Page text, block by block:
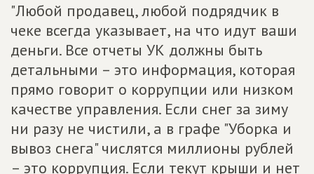
"Любой продавец, любой подрядчик в
чеке всегда указывает, на что идут ваши
деньги. Все отчеты УК должны быть
детальными – это информация, которая
прямо говорит о коррупции или низком
качестве управления. Если снег за зиму
ни разу не чистили, а в графе "Уборка и
вывоз снега" числятся миллионы рублей
– это коррупция. Если текут крыши и нет